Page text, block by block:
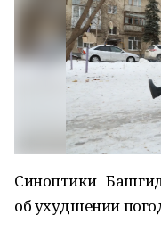
Синоптики
об ухудшении